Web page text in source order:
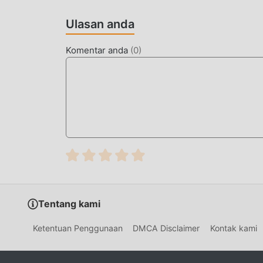
Ulasan anda
Komentar anda (0)
Tentang kami
Ketentuan Penggunaan DMCA Disclaimer Kontak kami